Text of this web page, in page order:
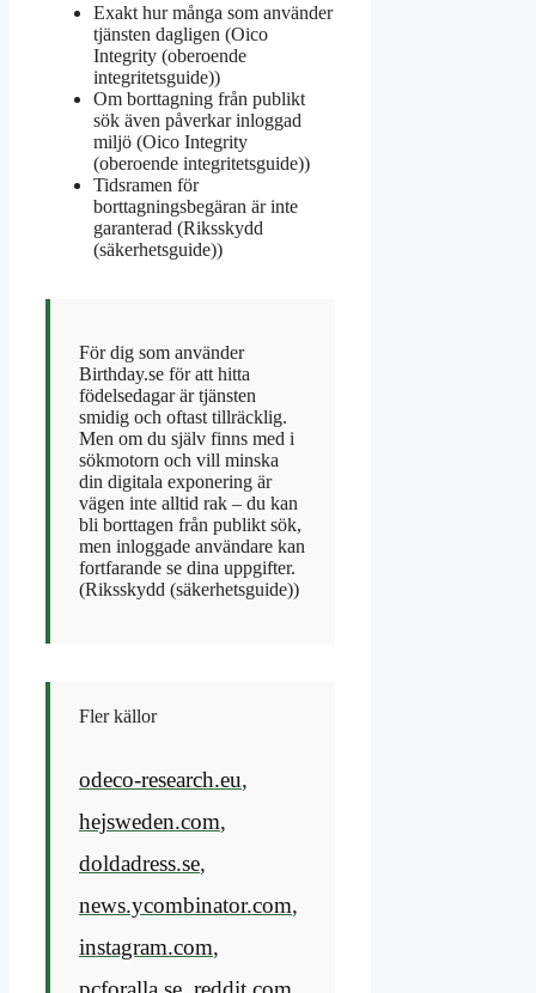
Exakt hur många som använder
tjänsten dagligen (Oico
Integrity (oberoende
integritetsguide))
Om borttagning från publikt
sök även påverkar inloggad
miljö (Oico Integrity
(oberoende integritetsguide))
Tidsramen för
borttagningsbegäran är inte
garanterad (Riksskydd
(säkerhetsguide))
För dig som använder
Birthday.se för att hitta
födelsedagar är tjänsten
smidig och oftast tillräcklig.
Men om du själv finns med i
sökmotorn och vill minska
din digitala exponering är
vägen inte alltid rak – du kan
bli borttagen från publikt sök,
men inloggade användare kan
fortfarande se dina uppgifter.
(Riksskydd (säkerhetsguide))
Fler källor
odeco-research.eu,
hejsweden.com,
doldadress.se,
news.ycombinator.com,
instagram.com,